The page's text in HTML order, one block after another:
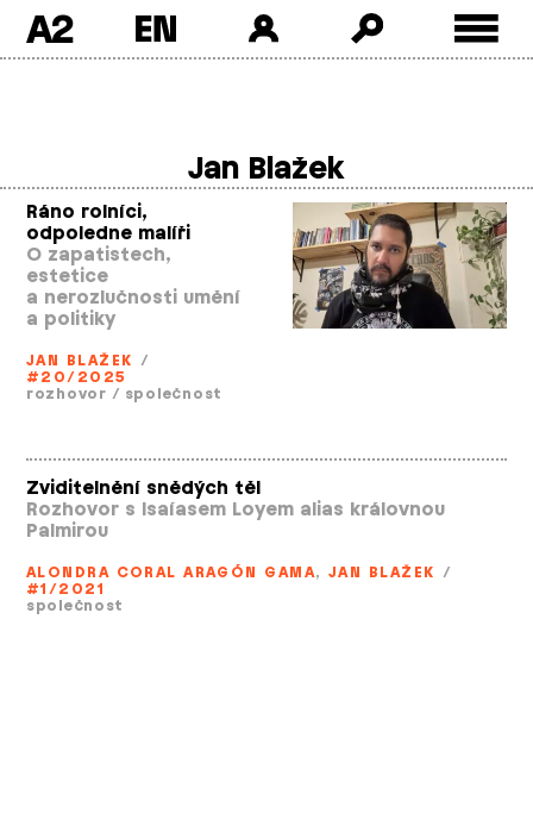
A2
Jan Blažek
Ráno rolníci,
odpoledne malíři
O zapatistech,
estetice
a nerozlučnosti umění
a politiky
JAN BLAŽEK /
#20/2025
rozhovor / společnost
Zviditelnění snědých těl
Rozhovor s Isaíasem Loyem alias královnou
Palmirou
ALONDRA CORAL ARAGÓN GAMA, JAN BLAŽEK /
#1/2021
společnost